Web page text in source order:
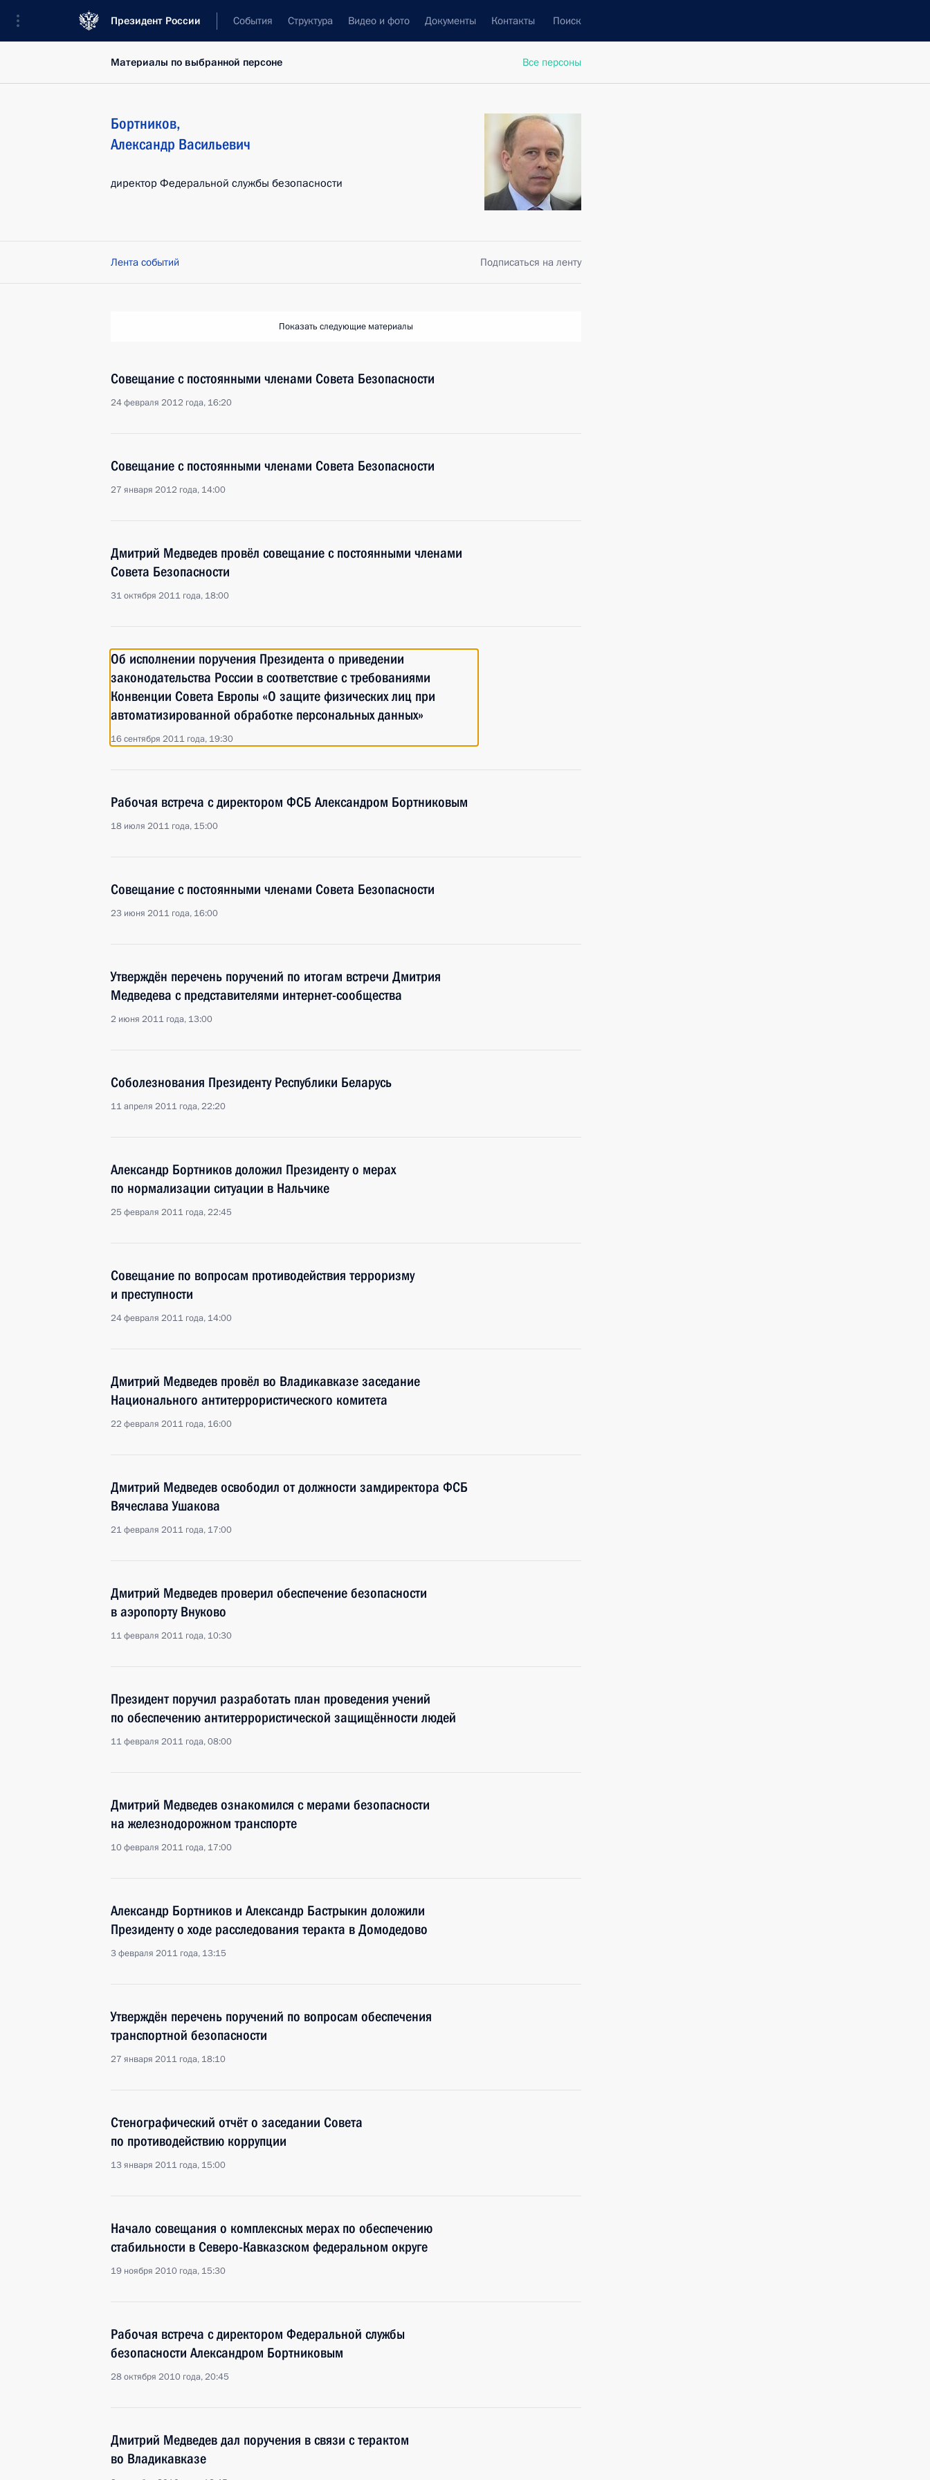
Президент России События Структура Видео и фото Документы Контакты Поиск
Все персоны
Материалы по выбранной персоне
Бортников,
Александр Васильевич
директор Федеральной службы безопасности
Лента событий Подписаться на ленту
Показать следующие материалы
Совещание с постоянными членами Совета Безопасности
24 февраля 2012 года, 16:20
Совещание с постоянными членами Совета Безопасности
27 января 2012 года, 14:00
Дмитрий Медведев провёл совещание с постоянными членами
Совета Безопасности
31 октября 2011 года, 18:00
Об исполнении поручения Президента о приведении
законодательства России в соответствие с требованиями
Конвенции Совета Европы «О защите физических лиц при
автоматизированной обработке персональных данных»
16 сентября 2011 года, 19:30
Рабочая встреча с директором ФСБ Александром Бортниковым
18 июля 2011 года, 15:00
Совещание с постоянными членами Совета Безопасности
23 июня 2011 года, 16:00
Утверждён перечень поручений по итогам встречи Дмитрия
Медведева с представителями интернет-сообщества
2 июня 2011 года, 13:00
Соболезнования Президенту Республики Беларусь
11 апреля 2011 года, 22:20
Александр Бортников доложил Президенту о мерах
по нормализации ситуации в Нальчике
25 февраля 2011 года, 22:45
Совещание по вопросам противодействия терроризму
и преступности
24 февраля 2011 года, 14:00
Дмитрий Медведев провёл во Владикавказе заседание
Национального антитеррористического комитета
22 февраля 2011 года, 16:00
Дмитрий Медведев освободил от должности замдиректора ФСБ
Вячеслава Ушакова
21 февраля 2011 года, 17:00
Дмитрий Медведев проверил обеспечение безопасности
в аэропорту Внуково
11 февраля 2011 года, 10:30
Президент поручил разработать план проведения учений
по обеспечению антитеррористической защищённости людей
11 февраля 2011 года, 08:00
Дмитрий Медведев ознакомился с мерами безопасности
на железнодорожном транспорте
10 февраля 2011 года, 17:00
Александр Бортников и Александр Бастрыкин доложили
Президенту о ходе расследования теракта в Домодедово
3 февраля 2011 года, 13:15
Утверждён перечень поручений по вопросам обеспечения
транспортной безопасности
27 января 2011 года, 18:10
Стенографический отчёт о заседании Совета
по противодействию коррупции
13 января 2011 года, 15:00
Начало совещания о комплексных мерах по обеспечению
стабильности в Северо-Кавказском федеральном округе
19 ноября 2010 года, 15:30
Рабочая встреча с директором Федеральной службы
безопасности Александром Бортниковым
28 октября 2010 года, 20:45
Дмитрий Медведев дал поручения в связи с терактом
во Владикавказе